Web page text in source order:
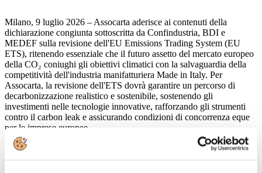
Milano, 9 luglio 2026 – Assocarta aderisce ai contenuti della
dichiarazione congiunta sottoscritta da Confindustria, BDI e
MEDEF sulla revisione dell'EU Emissions Trading System (EU
ETS), ritenendo essenziale che il futuro assetto del mercato europeo
della CO₂ coniughi gli obiettivi climatici con la salvaguardia della
competitività dell'industria manifatturiera Made in Italy. Per
Assocarta, la revisione dell'ETS dovrà garantire un percorso di
decarbonizzazione realistico e sostenibile, sostenendo gli
investimenti nelle tecnologie innovative, rafforzando gli strumenti
contro il carbon leak e assicurando condizioni di concorrenza eque
per le imprese europee.
«L'industria cartaria italiana è impegnata da anni nella transizione